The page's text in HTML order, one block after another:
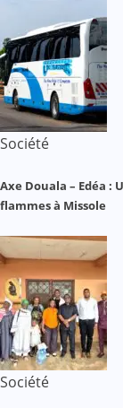
Société
Axe Douala – Edéa :
flammes à Missole
Société